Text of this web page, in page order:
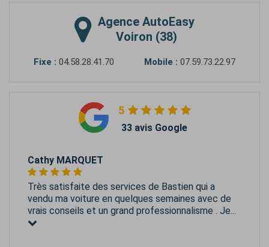
Agence AutoEasy
Voiron (38)
Fixe : 04.58.28.41.70 Mobile : 07.59.73.22.97
5
33 avis Google
Cathy MARQUET
Très satisfaite des services de Bastien qui a
vendu ma voiture en quelques semaines avec de
vrais conseils et un grand professionnalisme . Je...